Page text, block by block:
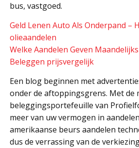
bus, vastgoed.
Geld Lenen Auto Als Onderpand –
olieaandelen
Welke Aandelen Geven
Beleggen prijsvergelijk
Een blog beginnen met
onder de aftoppingsgrens. Met de
beleggingsportefeuille van
meer van uw vermogen in
amerikaanse beurs aandelen
dus de verrassing van de